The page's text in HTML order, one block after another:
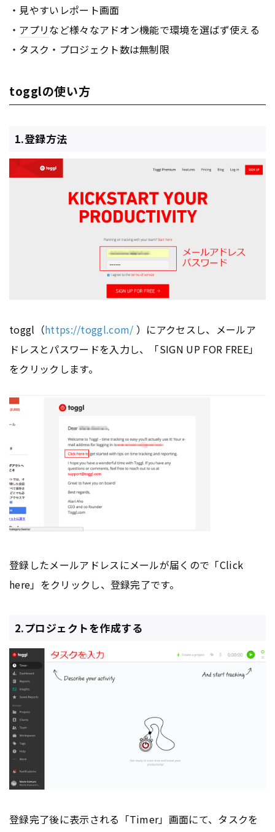
・見やすいレポート画面
・ アプリなど様々なアドオン機能で環境を選ばず使える
・タスク・プロジェクト数は無制限
togglの使い方
1.登録方法
toggl（https://toggl.com/ ）にアクセスし、メールア
ドレスとパスワードを入力し、「SIGN UP FOR FREE」
をクリックします。
登録したメールアドレスにメールが届くので「Click
here」をクリックし、登録完了です。
2.プロジェクトを作成する
登録完了後に表示される「Timer」画面にて、タスクを